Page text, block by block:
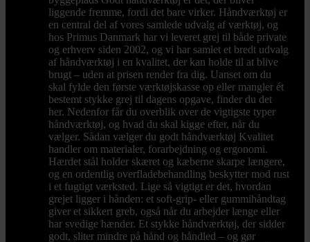
liggende fremme, fordi det bare virker. Håndværktøj er
en central del af vores samlede udvalg af værktøj, og
hos Primus Danmark har vi leveret grej til både private
og erhverv siden 2002, og vi har samlet et bredt udvalg
af håndværktøj i en kvalitet, der kan holde til at blive
brugt – uden at prisen render fra dig. Uanset om du
skal fylde den første værktøjskasse op eller mangler ét
bestemt stykke grej til dagens opgave, finder du det
her. Nedenfor får du overblik over de vigtigste typer
håndværktøj, og hvad du skal kigge efter, når du
vælger. Sådan vælger du godt håndværktøj Kvalitet
handler om materialer, forarbejdning og ergonomi.
Hærdet stål holder skæret og kæberne skarpe længere,
og en ordentlig overfladebehandling beskytter mod rust
i et fugtigt værksted. Lige så vigtigt er det, hvordan
grejet ligger i hånden: et soft-grip- eller gummihåndtag
giver et sikkert greb, også når du arbejder længe eller
har svedige hænder. Et stykke håndværktøj, der sidder
godt, sliter mindre på hånd og håndled – og gør